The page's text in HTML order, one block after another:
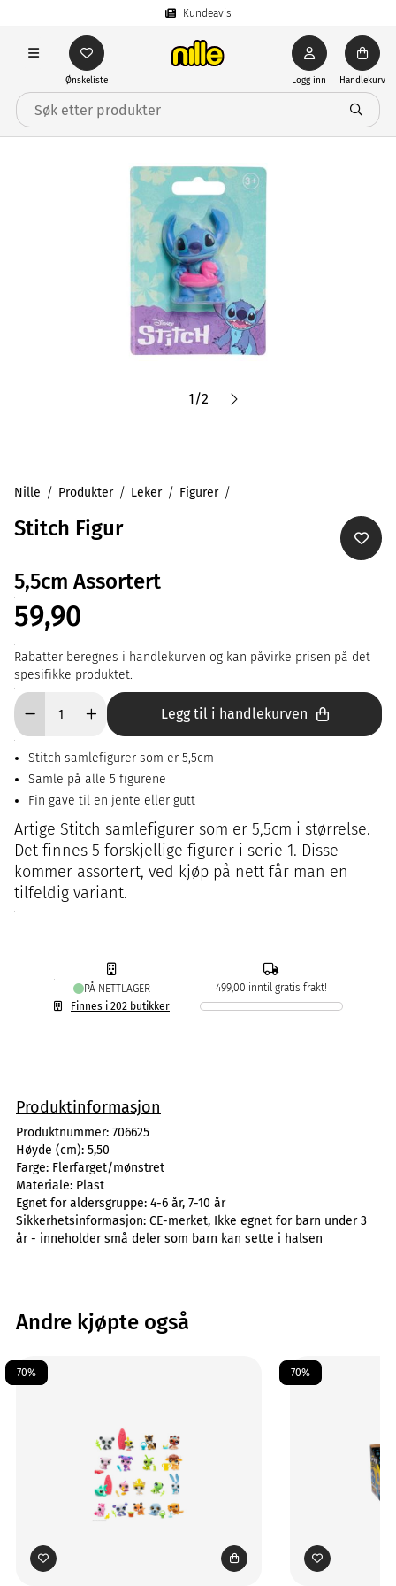
Kundeavis
Ønskeliste Logg inn Handlekurv
1/2
Nille Produkter Leker Figurer
Stitch Figur
5,5cm Assortert
59,90
Rabatter beregnes i handlekurven og kan påvirke prisen på det
spesifikke produktet.
Legg til i handlekurven
Stitch samlefigurer som er 5,5cm
Samle på alle 5 figurene
Fin gave til en jente eller gutt
Artige Stitch samlefigurer som er 5,5cm i størrelse.
Det finnes 5 forskjellige figurer i serie 1. Disse
kommer assortert, ved kjøp på nett får man en
tilfeldig variant.
PÅ NETTLAGER
Finnes i 202 butikker
499,00 inntil gratis frakt!
Produktinformasjon
Produktnummer: 706625
Høyde (cm): 5,50
Farge: Flerfarget/mønstret
Materiale: Plast
Egnet for aldersgruppe: 4-6 år, 7-10 år
Sikkerhetsinformasjon: CE-merket, Ikke egnet for barn under 3
år - inneholder små deler som barn kan sette i halsen
Andre kjøpte også
70% 70%